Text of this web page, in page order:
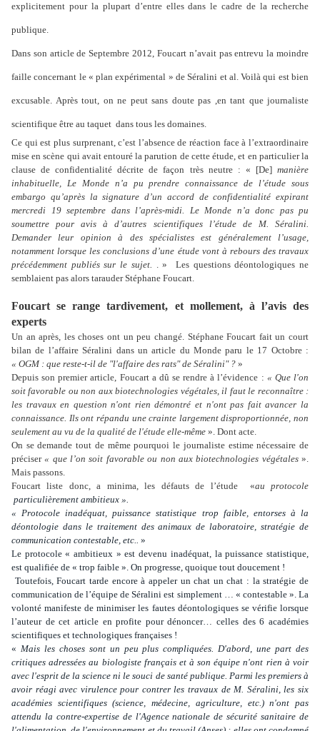
explicitement pour la plupart d’entre elles dans le cadre de la recherche
publique.
Dans son article de Septembre 2012, Foucart n’avait pas entrevu la moindre
faille concernant le « plan expérimental » de Séralini et al. Voilà qui est bien
excusable. Après tout, on ne peut sans doute pas ,en tant que journaliste
scientifique être au taquet dans tous les domaines.
Ce qui est plus surprenant, c’est l’absence de réaction face à l’extraordinaire
mise en scène qui avait entouré la parution de cette étude, et en particulier la
clause de confidentialité décrite de façon très neutre : « [De] manière
inhabituelle, Le Monde n’a pu prendre connaissance de l’étude sous
embargo qu’après la signature d’un accord de confidentialité expirant
mercredi 19 septembre dans l’après-midi. Le Monde n’a donc pas pu
soumettre pour avis à d’autres scientifiques l’étude de M. Séralini.
Demander leur opinion à des spécialistes est généralement l’usage,
notamment lorsque les conclusions d’une étude vont à rebours des travaux
précédemment publiés sur le sujet. . » Les questions déontologiques ne
semblaient pas alors tarauder Stéphane Foucart.
Foucart se range tardivement, et mollement, à l’avis des
experts
Un an après, les choses ont un peu changé. Stéphane Foucart fait un court
bilan de l’affaire Séralini dans un article du Monde paru le 17 Octobre :
« OGM : que reste-t-il de "l'affaire des rats" de Séralini" ? »
Depuis son premier article, Foucart a dû se rendre à l’évidence : « Que l'on
soit favorable ou non aux biotechnologies végétales, il faut le reconnaître :
les travaux en question n'ont rien démontré et n'ont pas fait avancer la
connaissance. Ils ont répandu une crainte largement disproportionnée, non
seulement au vu de la qualité de l'étude elle-même ». Dont acte.
On se demande tout de même pourquoi le journaliste estime nécessaire de
préciser« que l’on soit favorable ou non aux biotechnologies végétales».
Mais passons.
Foucart liste donc, a minima, les défauts de l’étude
«au protocole
particulièrement ambitieux ».
« Protocole inadéquat, puissance statistique trop faible, entorses à la
déontologie dans le traitement des animaux de laboratoire, stratégie de
communication contestable, etc.. »
Le protocole « ambitieux » est devenu inadéquat, la puissance statistique,
est qualifiée de « trop faible ». On progresse, quoique tout doucement !
Toutefois, Foucart tarde encore à appeler un chat un chat : la stratégie de
communication de l’équipe de Séralini est simplement … « contestable ». La
volonté manifeste de minimiser les fautes déontologiques se vérifie lorsque
l’auteur de cet article en profite pour dénoncer… celles des 6 académies
scientifiques et technologiques françaises !
« Mais les choses sont un peu plus compliquées. D'abord, une part des
critiques adressées au biologiste français et à son équipe n'ont rien à voir
avec l'esprit de la science ni le souci de santé publique. Parmi les premiers à
avoir réagi avec virulence pour contrer les travaux de M. Séralini, les six
académies scientifiques (science, médecine, agriculture, etc.) n'ont pas
attendu la contre-expertise de l'Agence nationale de sécurité sanitaire de